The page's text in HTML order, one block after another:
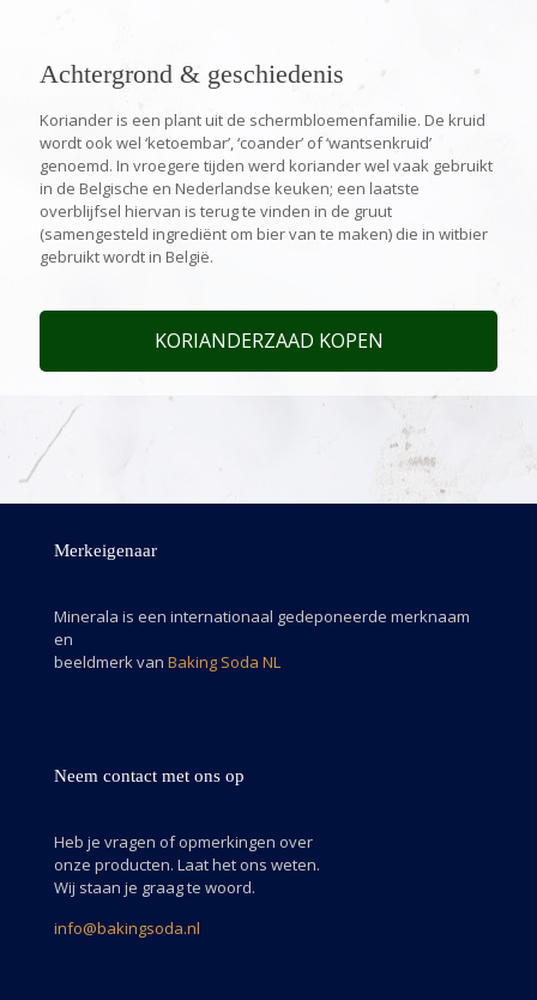
Achtergrond & geschiedenis
Koriander is een plant uit de schermbloemenfamilie. De kruid
wordt ook wel ‘ketoembar’, ‘coander’ of ‘wantsenkruid’
genoemd. In vroegere tijden werd koriander wel vaak gebruikt
in de Belgische en Nederlandse keuken; een laatste
overblijfsel hiervan is terug te vinden in de gruut
(samengesteld ingrediënt om bier van te maken) die in witbier
gebruikt wordt in België.
KORIANDERZAAD KOPEN
Merkeigenaar
Minerala is een internationaal gedeponeerde merknaam
en
beeldmerk van Baking Soda NL
Neem contact met ons op
Heb je vragen of opmerkingen over
onze producten. Laat het ons weten.
Wij staan je graag te woord.
info@bakingsoda.nl